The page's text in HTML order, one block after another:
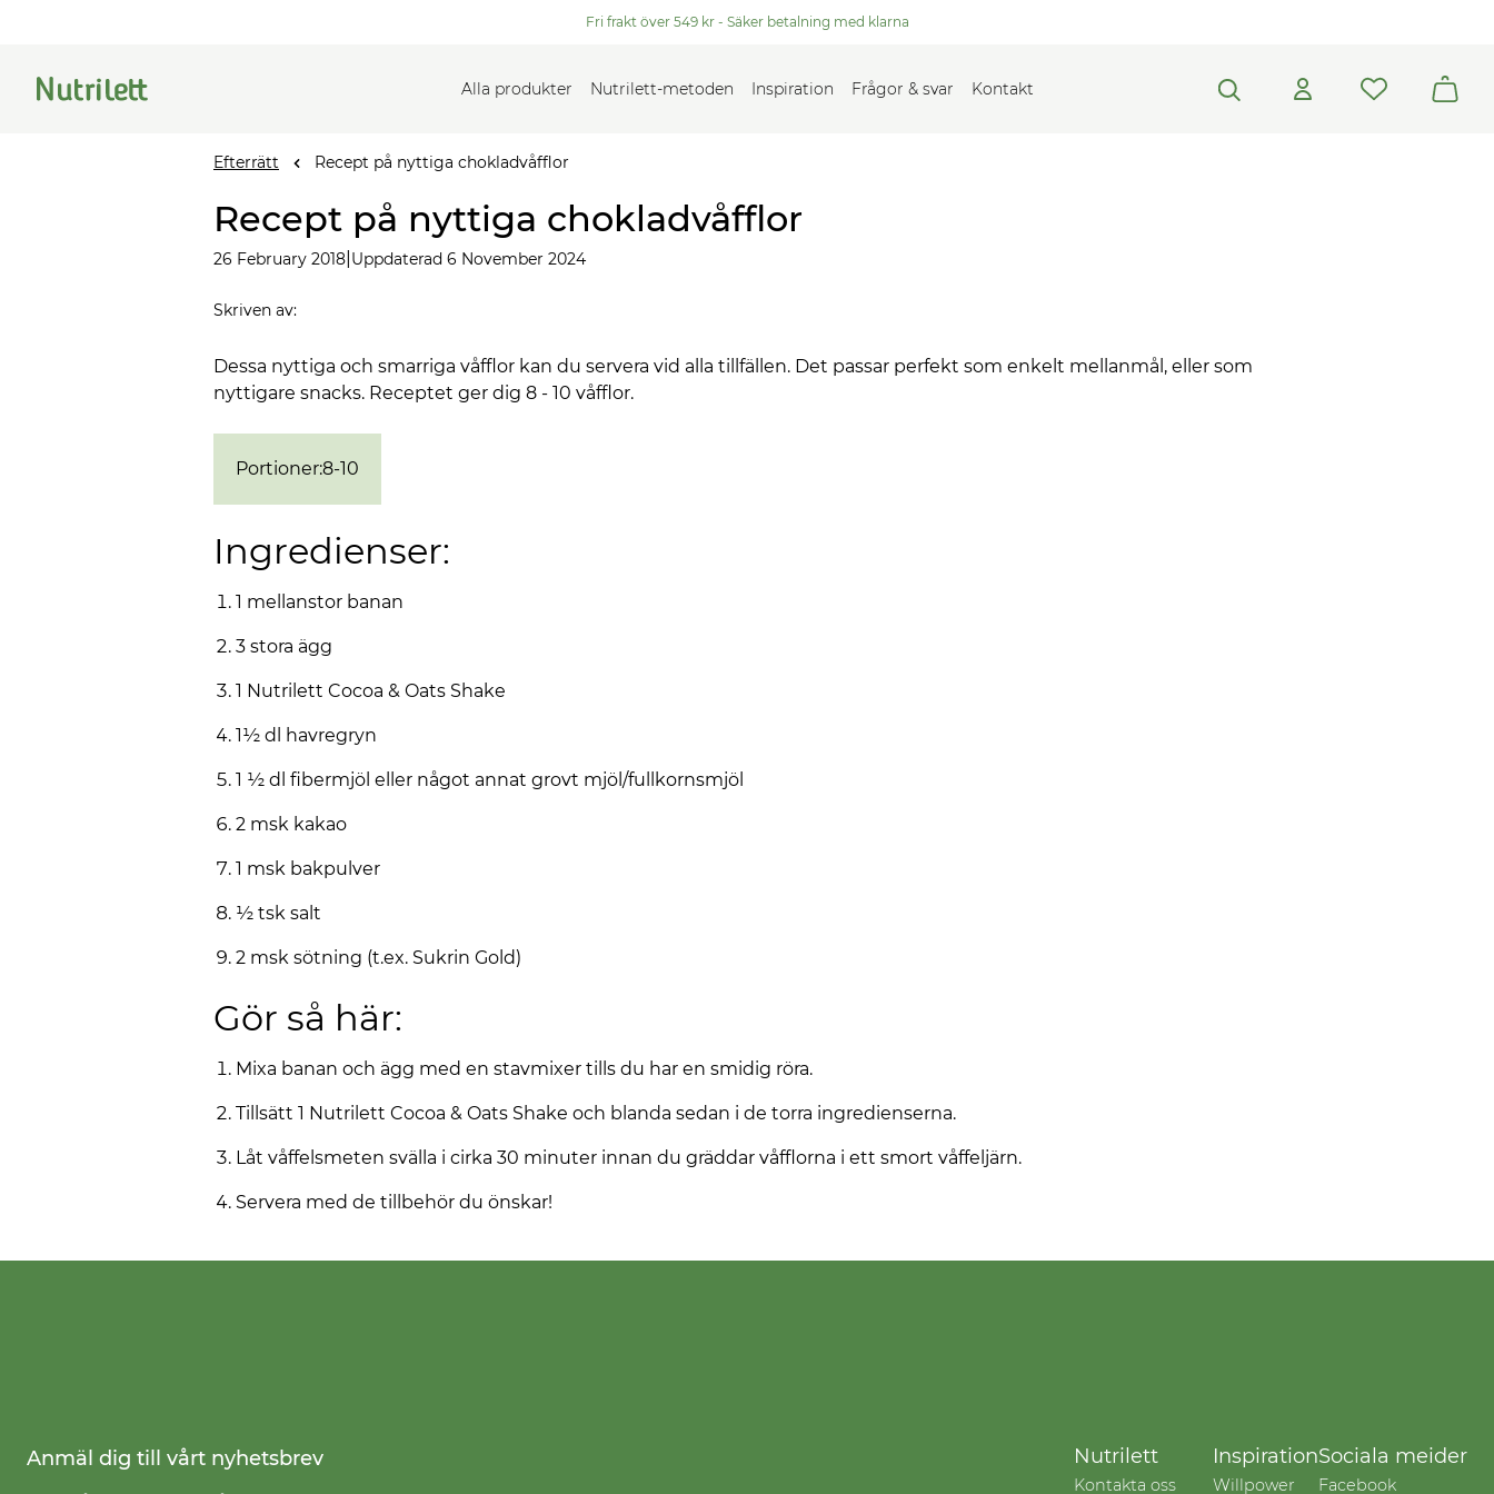
Fri frakt över 549 kr - Säker betalning med klarna
Alla produkter Nutrilett-metoden Inspiration Frågor & svar Kontakt
Efterrätt Recept på nyttiga chokladvåfflor
Recept på nyttiga chokladvåfflor
26 February 2018 Uppdaterad 6 November 2024
Skriven av:
Dessa nyttiga och smarriga våfflor kan du servera vid alla tillfällen. Det passar perfekt som enkelt mellanmål, eller som
nyttigare snacks. Receptet ger dig 8 - 10 våfflor.
Portioner:8-10
Ingredienser:
1 mellanstor banan
3 stora ägg
1 Nutrilett Cocoa & Oats Shake
1½ dl havregryn
1 ½ dl fibermjöl eller något annat grovt mjöl/fullkornsmjöl
2 msk kakao
1 msk bakpulver
½ tsk salt
2 msk sötning (t.ex. Sukrin Gold)
Gör så här:
Mixa banan och ägg med en stavmixer tills du har en smidig röra.
Tillsätt 1 Nutrilett Cocoa & Oats Shake och blanda sedan i de torra ingredienserna.
Låt våffelsmeten svälla i cirka 30 minuter innan du gräddar våfflorna i ett smort våffeljärn.
Servera med de tillbehör du önskar!
Anmäl dig till vårt nyhetsbrev
Nutrilett
Kontakta oss
Inspiration
Willpower
Sociala meider
Facebook